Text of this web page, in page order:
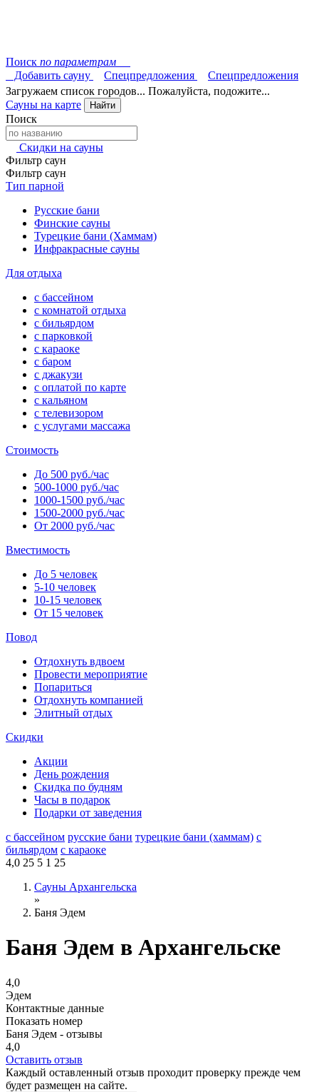
Поиск по параметрам
Добавить сауну
Спецпредложения
Спецпредложения
Загружаем список городов... Пожалуйста, подожите...
Сауны на карте
Найти
Поиск
Скидки на сауны
Фильтр саун
Фильтр саун
Тип парной
Русские бани
Финские сауны
Турецкие бани (Хаммам)
Инфракрасные сауны
Для отдыха
с бассейном
с комнатой отдыха
с бильярдом
с парковкой
с караоке
с баром
с джакузи
с оплатой по карте
с кальяном
с телевизором
с услугами массажа
Стоимость
До 500 руб./час
500-1000 руб./час
1000-1500 руб./час
1500-2000 руб./час
От 2000 руб./час
Вместимость
До 5 человек
5-10 человек
10-15 человек
От 15 человек
Повод
Отдохнуть вдвоем
Провести мероприятие
Попариться
Отдохнуть компанией
Элитный отдых
Скидки
Акции
День рождения
Скидка по будням
Часы в подарок
Подарки от заведения
с бассейном русские бани турецкие бани (хаммам) с
бильярдом с караоке
4,0 25 5 1 25
Сауны Архангельска
»
Баня Эдем
Баня Эдем в Архангельске
4,0
Эдем
Контактные данные
Показать номер
Баня Эдем - отзывы
4,0
Оставить отзыв
Каждый оставленный отзыв проходит проверку прежде чем
будет размещен на сайте.